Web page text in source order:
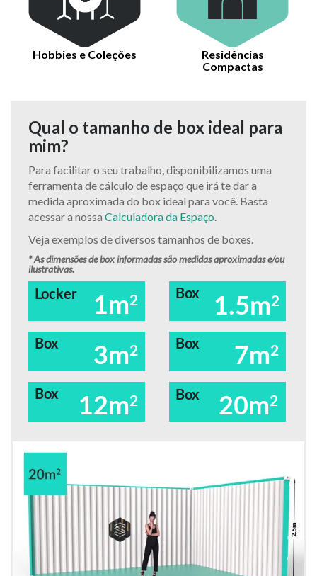
Hobbies e Coleções
Residências
Compactas
Qual o tamanho de box ideal para
mim?
Para facilitar o seu trabalho, disponibilizamos uma
ferramenta de cálculo de espaço que irá te dar a
medida aproximada do box ideal para você. Basta
acessar a nossa Calculadora da Espaço
Veja exemplos de diversos tamanhos de boxes.
* As dimensões de box informadas são medidas aproximadas e/ou
ilustrativas.